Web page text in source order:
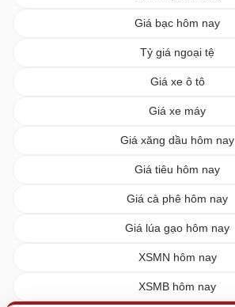
Giá bạc hôm nay
Tỷ giá ngoại tệ
Giá xe ô tô
Giá xe máy
Giá xăng dầu hôm nay
Giá tiêu hôm nay
Giá cà phê hôm nay
Giá lúa gạo hôm nay
XSMN hôm nay
XSMB hôm nay